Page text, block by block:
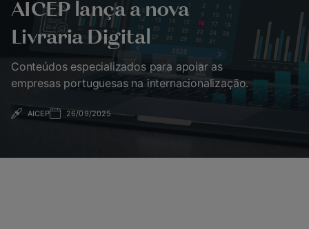
AICEP lança a nova
Livraria Digital
Conteúdos especializados para apoiar as
empresas portuguesas na internacionalização.
AICEP 26/09/2025